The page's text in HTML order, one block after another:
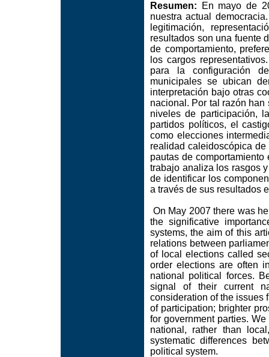
Resumen: En mayo de
nuestra actual
legitimación,
resultados son una fuente
de comportamiento,
los cargos
para la configuración
municipales se ubican
interpretación bajo otras
nacional. Por tal razón
niveles de participación,
partidos políticos, el
como elecciones
realidad caleidoscópica
pautas de
trabajo analiza los rasgos
de identificar los
a través de sus resultados
On May 2007 there was
the significative
systems, the aim of this
relations between
of local elections called
order elections are often
national political forces.
signal of their current
consideration of the issues
of participation; brighter
for government parties.
national, rather than
systematic differences
political system.